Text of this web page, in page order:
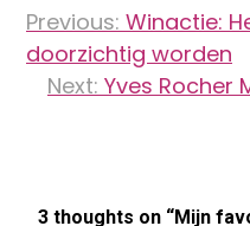
navigatie
Previous: Winactie:
doorzichtig worden
Next: Yves Rocher
3 thoughts on “Mijn